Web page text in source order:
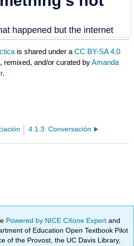
is shared under aCC BY-SA 4.0
remixed, and/or curated byAmanda
.
4.1.3: Conversación
Powered by NICE CXone Expertand
of Education Open Textbook Pilot
of the Provost, the UC Davis Library,